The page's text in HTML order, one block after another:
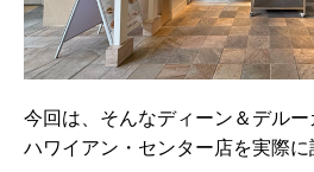
今回は、そんなディーン＆デルー
ハワイアン・センター店を実際に